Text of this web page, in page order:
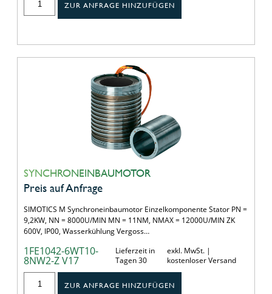
ZUR ANFRAGE HINZUFÜGEN
SYNCHRONEINBAUMOTOR
Preis auf Anfrage
SIMOTICS M Synchroneinbaumotor Einzelkomponente Stator PN =
9,2KW, NN = 8000U/MIN MN = 11NM, NMAX = 12000U/MIN ZK
600V, IP00, Wasserkühlung Vergoss…
1FE1042-6WT10-
8NW2-Z V17
Lieferzeit in
Tagen 30
exkl. MwSt. |
kostenloser Versand
ZUR ANFRAGE HINZUFÜGEN